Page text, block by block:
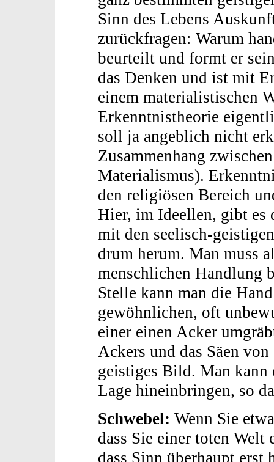
Sinn des Lebens
zurückfragen: Warum
beurteilt und formt er
das Denken und ist mit
einem materialistischen
Erkenntnistheorie
soll ja angeblich nicht
Zusammenhang
Materialismus).
den religiösen Bereich
Hier, im Ideellen, gibt es
mit den seelisch-
drum herum. Man muss
menschlichen Handlung
Stelle kann man die
gewöhnlichen, oft
einer einen Acker
Ackers und das Säen
geistiges Bild. Man kann
Lage hineinbringen, so
Schwebel: Wenn Sie
dass Sie einer toten Welt
dass Sinn überhaupt